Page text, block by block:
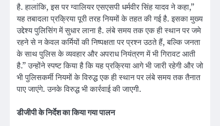
है. हालांकि, इस पर ग्वालियर एसएसपी धर्मवीर सिंह यादव ने कहा,”
यह तबादला प्रक्रिया पूरी तरह नियमों के तहत की गई है. इसका मुख्य
उद्देश्य पुलिसिंग में सुधार लाना है. लंबे समय तक एक ही स्थान पर जमे
रहने से न केवल कर्मियों की निष्पक्षता पर प्रश्न उठते हैं, बल्कि जनता
के साथ पुलिस के व्यवहार और अपराध नियंत्रण में भी गिरावट आती
है.” उन्होंने स्पष्ट किया है कि यह प्रक्रिया आगे भी जारी रहेगी और जो
भी पुलिसकर्मी नियमों के विरुद्ध एक ही स्थान पर लंबे समय तक तैनात
पाए जाएंगे. उनके विरुद्ध भी कार्रवाई की जाएगी.
डीजीपी के निर्देश का किया गया पालन